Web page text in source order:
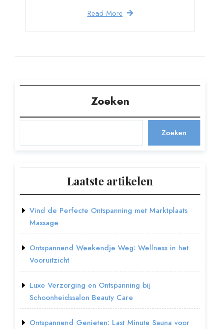
Read More
Zoeken
Zoeken
Laatste artikelen
Vind de Perfecte Ontspanning met Marktplaats
Massage
Ontspannend Weekendje Weg: Wellness in het
Vooruitzicht
Luxe Verzorging en Ontspanning bij
Schoonheidssalon Beauty Care
Ontspannend Genieten: Last Minute Sauna voor